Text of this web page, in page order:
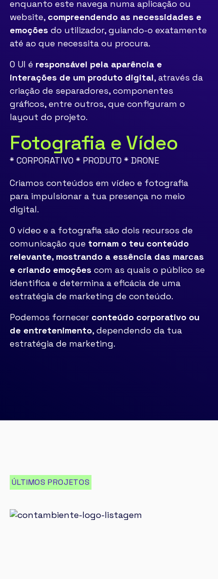
enquanto este navega numa aplicação ou
website, compreendendo as necessidades e
emoções do utilizador, guiando-o exatamente
até ao que necessita ou procura.
O UI é responsável pela aparência e
interações de um produto digital, através da
criação de separadores, componentes
gráficos, entre outros, que configuram o
layout do projeto.
Fotografia e Vídeo
* CORPORATIVO * PRODUTO * DRONE
Criamos conteúdos em vídeo e fotografia
para impulsionar a tua presença no meio
digital.
O vídeo e a fotografia são dois recursos de
comunicação que tornam o teu conteúdo
relevante, mostrando a essência das marcas
e criando emoções com as quais o público se
identifica e determina a eficácia de uma
estratégia de marketing de conteúdo.
Podemos fornecer conteúdo corporativo ou
de entretenimento, dependendo da tua
estratégia de marketing.
ÚLTIMOS PROJETOS